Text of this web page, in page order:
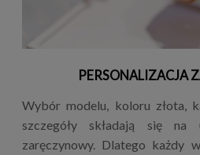
PERSONALIZACJA
Wybór modelu, koloru złota,
szczegóły składają się na
zaręczynowy. Dlatego każdy